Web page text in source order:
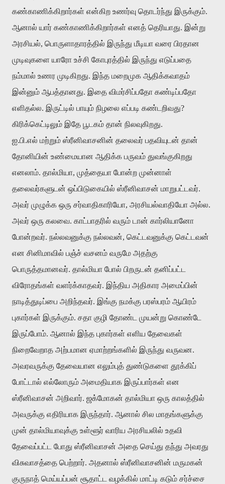
கண்காணிக்கிறார்கள் என்கிற உணர்வு தொடர்ந்து இருக்கும்.
ஆனால் யார் கண்காணிக்கிறார்கள் எனத் தெரியாது. இன்று
அரசியல், பொருளாதாரத்தில் இருந்து மீடியா வரை பிரதான
முடிவுகளை யாரோ உச்சி கோபுரத்தில் இருந்து எடுப்பதை
நம்மால் உணர முடிகிறது. இந்த மறைமுக ஆதிக்கவாதம்
இன்னும் ஆபத்தானது. இதை விமர்சிப்பதோ கண்டிப்பதோ
எளிதல்ல. இருட்டில் பாயும் நிழலை எப்படி கண்டறிவது?
கிரிக்கெட்டிலும் இதே பூடகம் தான் நிலவுகிறது.
ஐ.பி.எல் மற்றும் ஸ்ரீனிவாசனின் தலைவர் பதவியுடன் தான்
தோனியின் உண்மையான ஆதிக்க பருவம் துவங்குகிறது
எனலாம். தால்மியா, முத்தையா போன்ற முன்னாள்
தலைவர்களுடன் ஒப்பிடுகையில் ஸ்ரீனிவாசன் மாறுபட்டவர்.
அவர் முழுக்க ஒரு சர்வாதிகாரியோ, அரசியல்வாதியோ அல்ல.
அவர் ஒரு கலவை. காட்பாதரில் வரும் டான் கார்லியானோ
போன்றவர். நல்லவனுக்கு நல்லவன், கெட்டவனுக்கு கெட்டவன்
என சினிமாவில் பஞ்ச் வசனம் வருமே அதற்கு
பொருத்தமானவர். தால்மியா போல் பிறருடன் தனிப்பட்ட
விரோதங்கள் வளர்க்காதவர். இந்திய அதிகார அமைப்பின்
நாடித்துடிப்பை அறிந்தவர். இங்கு நமக்கு பரஸ்பரம் ஆயிரம்
புகார்கள் இருக்கும். சதா குழி தோண்ட முயன்று கொண்டே
இருப்போம். ஆனால் இந்த புகார்கள் எளிய தேவைகள்
நிறைவேறாத அற்பமான ஏமாற்றங்களில் இருந்து வருவன.
அவரவருக்கு தேவையான எலும்புத் துண்டுகளை தூக்கிப்
போட்டால் எல்லோரும் அமைதியாக இருப்பார்கள் என
ஸ்ரீனிவாசன் அறிவார். ஜக்மோகன் தால்மியா ஒரு காலத்தில்
அவருக்கு எதிரியாக இருந்தார். ஆனால் சில மாதங்களுக்கு
முன் தால்மியாவுக்கு உள்ளூர் வாரிய அரசியலில் உதவி
தேவைப்பட்ட போது ஸ்ரீனிவாசன் அதை செய்து தந்து அவரது
விசுவாசத்தை பெற்றார். அதனால் ஸ்ரீனிவாசனின் மருமகன்
குருநாத் மெய்யப்பன் சூதாட்ட வழக்கில் மாட்டி கடும் சர்ச்சை